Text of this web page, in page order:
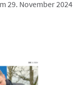
29. November 2024